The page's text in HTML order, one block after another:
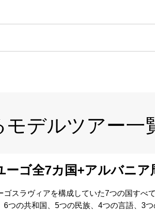
モデルツアー一
ーゴ全7カ国+アルバニ
ゴスラヴィアを構成していた7つの国すべ
6つの共和国、5つの民族、4つの言語、3